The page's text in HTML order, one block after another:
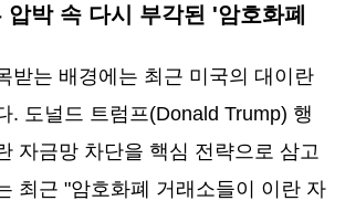
박 속 다시 부각된 '암호화폐
받는 배경에는 최근 미국의 대이란
. 도널드 트럼프(Donald Trump) 행
자금망 차단을 핵심 전략으로 삼고
최근 "암호화폐 거래소들이 이란 자